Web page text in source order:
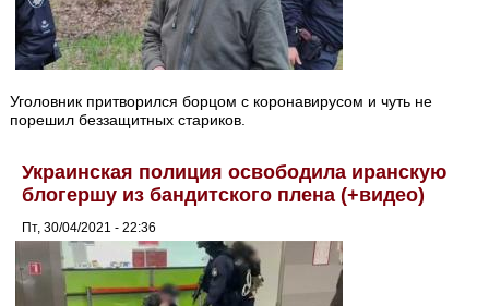
Уголовник притворился борцом с коронавирусом и чуть не
порешил беззащитных стариков.
Украинская полиция освободила иранскую
блогершу из бандитского плена (+видео)
Пт, 30/04/2021 - 22:36